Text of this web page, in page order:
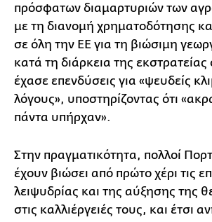
πρόσφατων διαμαρτυριών των
με τη διανομή χρηματοδότησης
σε όλη την ΕΕ για τη βιώσιμη
κατά τη διάρκεια της εκστρατείας
έχασε επενδύσεις για «ψευδείς
λόγους», υποστηρίζοντας ότι
πάντα υπήρχαν».
Στην πραγματικότητα, πολλοί
έχουν βιώσει από πρώτο χέρι τις
λειψυδρίας και της αύξησης της
στις καλλιέργειές τους, και έτσι